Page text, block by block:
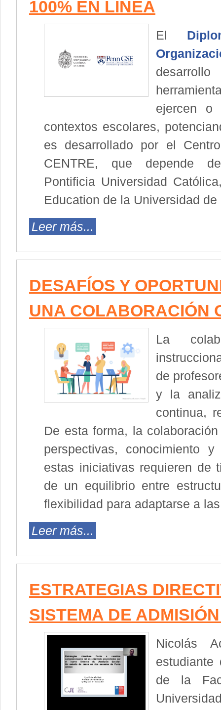
100% EN LÍNEA
El
ejercen o
contextos escolares,
es desarrollado por el
CENTRE, que depende
Pontificia Universidad
Education de la Universidad
Leer más...
DESAFÍOS Y
UNA COLABORACIÓN
La
de
y la
continua,
De esta forma, la
perspectivas, conocimiento
estas iniciativas requieren de
de un equilibrio entre
flexibilidad para adaptarse a
Leer más...
ESTRATEGIAS
SISTEMA DE
Nicolás
de la